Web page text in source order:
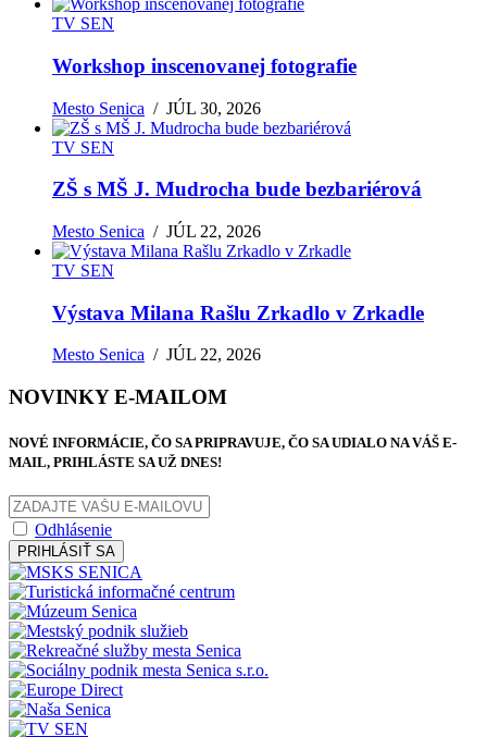
TV SEN
Workshop inscenovanej fotografie
Mesto Senica /JÚL 30, 2026
TV SEN
ZŠ s MŠ J. Mudrocha bude bezbariérová
Mesto Senica /JÚL 22, 2026
TV SEN
Výstava Milana Rašlu Zrkadlo v Zrkadle
Mesto Senica /JÚL 22, 2026
NOVINKY E-MAILOM
NOVÉ INFORMÁCIE, ČO SA PRIPRAVUJE, ČO SA UDIALO NA VÁŠ E-
MAIL, PRIHLÁSTE SA UŽ DNES!
Odhlásenie
PRIHLÁSIŤ SA